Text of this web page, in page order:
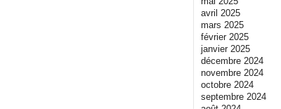
avril 2025
mars 2025
février 2025
janvier 2025
décembre 2024
novembre 2024
octobre 2024
septembre 2024